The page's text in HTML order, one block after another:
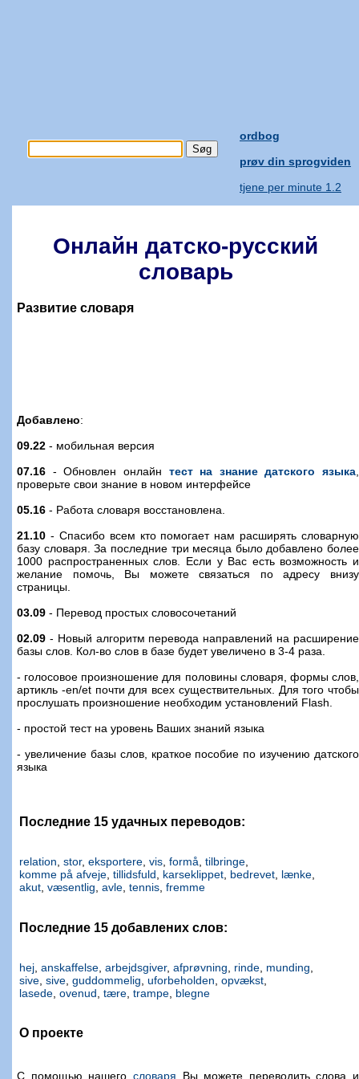
ordbog
prøv din sprogviden
tjene per minute 1.2
Онлайн датско-русский
словарь
Развитие словаря
Добавлено:
09.22 - мобильная версия
07.16 - Обновлен онлайн тест на знание датского языка
проверьте свои знание в новом интерфейсе
05.16 - Работа словаря восстановлена.
21.10 - Спасибо всем кто помогает нам расширять словарную
базу словаря. За последние три месяца было добавлено более
1000 распространенных слов. Если у Вас есть возможность и
желание помочь, Вы можете связаться по адресу внизу
страницы.
03.09 - Перевод простых словосочетаний
02.09 - Новый алгоритм перевода направлений на расширение
базы слов. Кол-во слов в базе будет увеличено в 3-4 раза.
- голосовое произношение для половины словаря, формы слов,
артикль -en/et почти для всех существительных. Для того чтобы
прослушать произношение необходим установлений Flash.
- простой тест на уровень Ваших знаний языка
- увеличение базы слов, краткое пособие по изучению датского
языка
Последние 15 удачных переводов:
relation, stor, eksportere, vis, formå, tilbringe,
komme på afveje, tillidsfuld, karseklippet, bedrevet, lænke,
akut, væsentlig, avle, tennis, fremme
Последние 15 добавлених слов:
hej anskaffelse arbejdsgiver, afprøvning rinde munding
sive sive guddommelig uforbeholden opvækst
lasede ovenud tære trampe blegne
О проекте
С помощью нашего словаря Вы можете переводить слова и